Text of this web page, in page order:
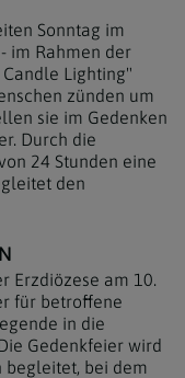
Sonntag im
im Rahmen der
Lighting"
zünden um
sie im Gedenken
Durch die
24 Stunden eine
den
Erzdiözese am 10.
für betroffene
in die
Gedenkfeier wird
begleitet, bei dem